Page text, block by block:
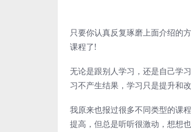
只要你认真反复琢磨上面介绍的
课程了!
无论是跟别人学习，还是自己学
习不产生结果，学习只是提升和
我原来也报过很多不同类型的课
提高，但总是听听很激动，想想